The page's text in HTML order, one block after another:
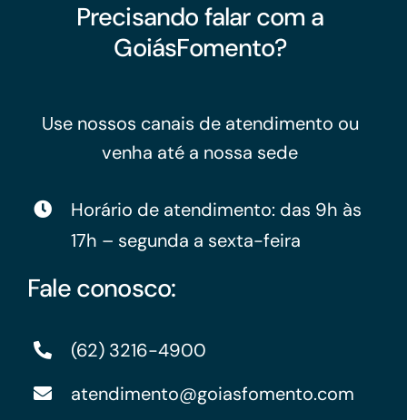
Precisando falar com a
GoiásFomento?
Use nossos canais de atendimento ou
venha até a nossa sede
Horário de atendimento: das 9h às
17h – segunda a sexta-feira
Fale conosco:
(62) 3216-4900
atendimento@goiasfomento.com